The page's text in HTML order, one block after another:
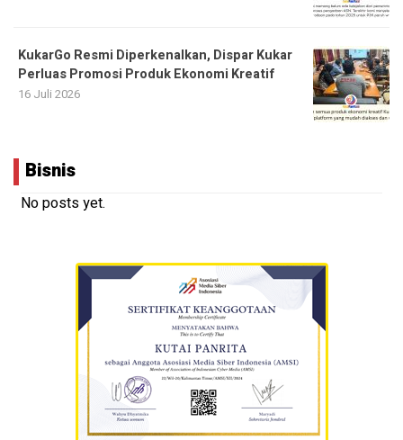
KukarGo Resmi Diperkenalkan, Dispar Kukar
Perluas Promosi Produk Ekonomi Kreatif
16 Juli 2026
Bisnis
No posts yet.